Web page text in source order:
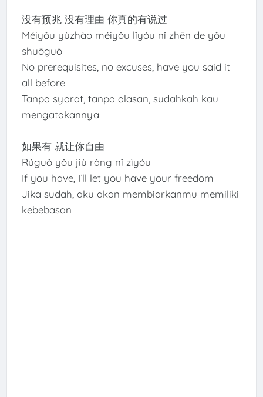
没有预兆 没有理由 你真的有说过
Méiyǒu yùzhào méiyǒu lǐyóu nǐ zhēn de yǒu
shuōguò
No prerequisites, no excuses, have you said it
all before
Tanpa syarat, tanpa alasan, sudahkah kau
mengatakannya
如果有 就让你自由
Rúguǒ yǒu jiù ràng nǐ zìyóu
If you have, I’ll let you have your freedom
Jika sudah, aku akan membiarkanmu memiliki
kebebasan